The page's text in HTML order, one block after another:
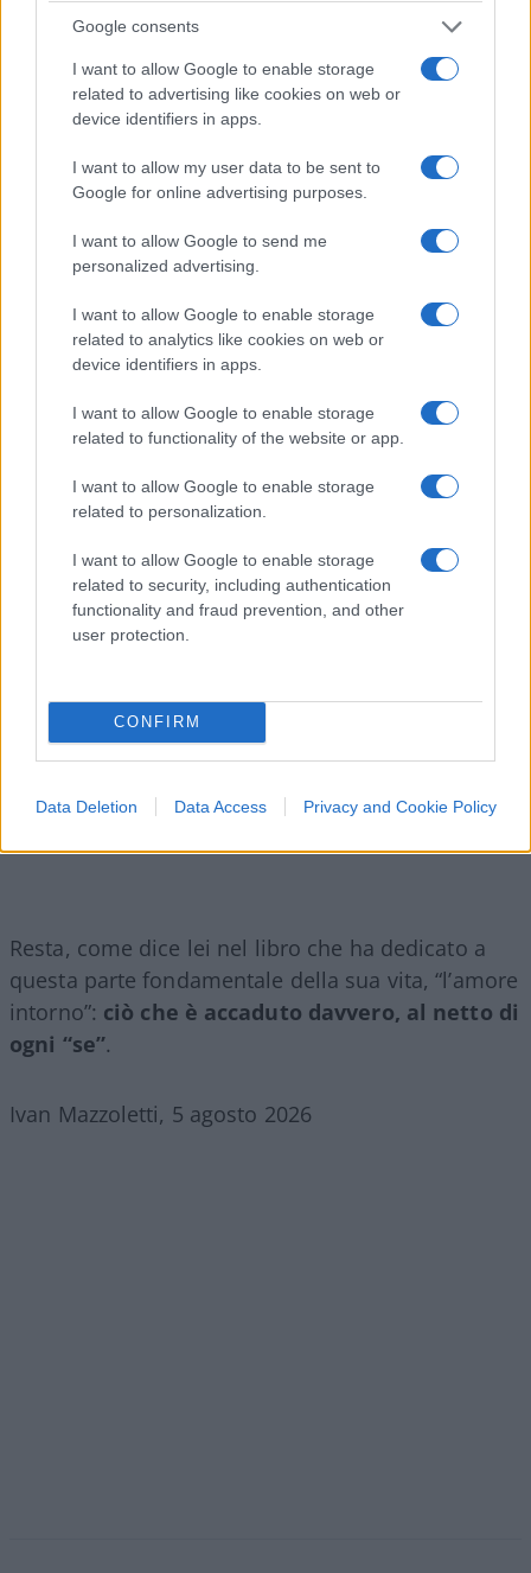
Google consents
I want to allow Google to enable storage
related to advertising like cookies on web or
device identifiers in apps.
I want to allow my user data to be sent to
Google for online advertising purposes.
I want to allow Google to send me
personalized advertising.
I want to allow Google to enable storage
related to analytics like cookies on web or
device identifiers in apps.
I want to allow Google to enable storage
related to functionality of the website or app.
I want to allow Google to enable storage
related to personalization.
I want to allow Google to enable storage
related to security, including authentication
functionality and fraud prevention, and other
user protection.
CONFIRM
Data Deletion Data Access Privacy and Cookie Policy
il cerchio.
Ecco allora il vero gioco delle ipotesi, quello che
lega insieme i due fili del racconto di Fabiola: un
Massimo Troisi ancora presente per intercedere, e
un segnale — quello delle canzoni di Capodanno
— colto e non lasciato cadere. In questo scenario
alternativo, i quattro giorni che separarono quel
sarebbero stati gli ultimi di una storia in
sospeso ma l’inizio di un nuovo inizio
proprio la sensazione di un tempo mancato per
pochissimo — quel “non abbiamo avuto il tempo
di dircelo”, come lo definisce Fabiola stessa — a
rendere questa ipotesi tanto struggente quanto
Resta, come dice lei nel libro che ha dedicato a
questa parte fondamentale della sua vita, “l’amore
intorno”: ciò che è accaduto davvero, al netto di
ogni “se”.
Ivan Mazzoletti, 5 agosto 2026